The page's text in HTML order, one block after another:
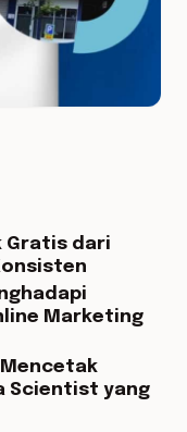
Gratis dari
Marketing
Mencetak
Scientist yang